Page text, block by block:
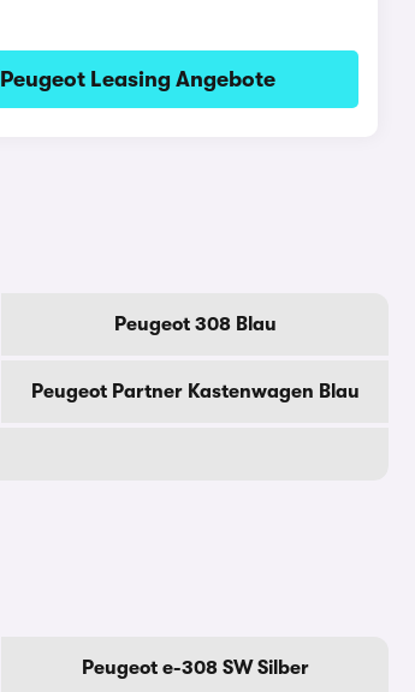
Peugeot Leasing Angebote
Peugeot 308 Blau
Peugeot Partner Kastenwagen Blau
Peugeot e-308 SW Silber